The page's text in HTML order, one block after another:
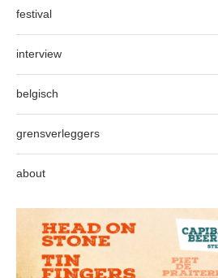
festival
interview
belgisch
grensverleggers
about